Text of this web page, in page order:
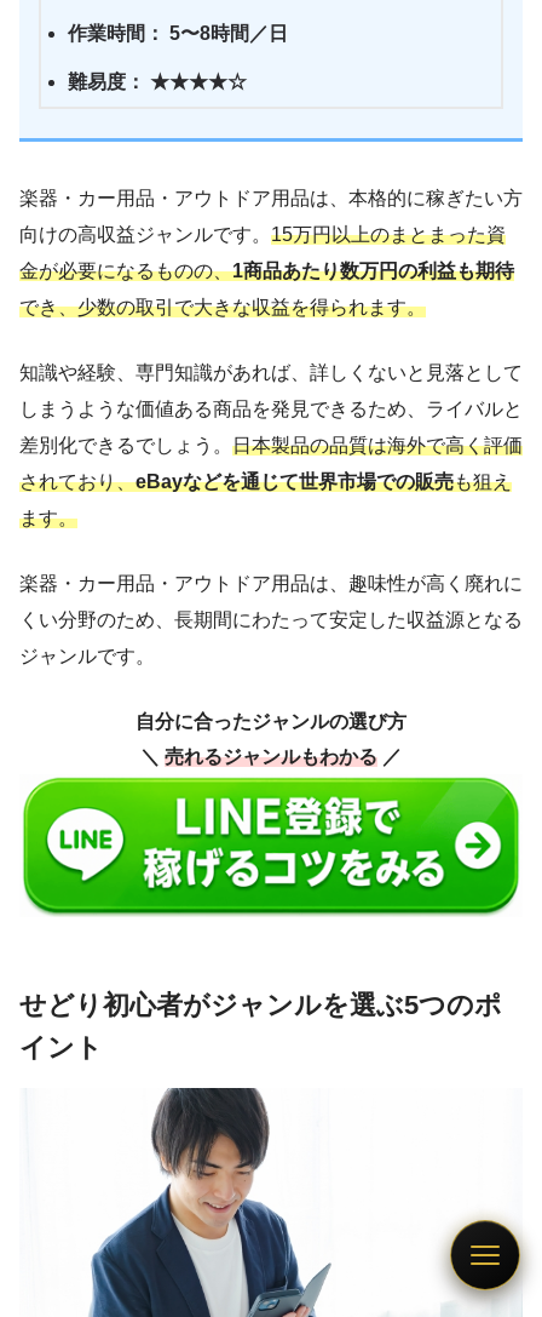
作業時間： 5〜8時間／日
難易度： ★★★★☆
楽器・カー用品・アウトドア用品は、本格的に稼ぎたい方
向けの高収益ジャンルです。 15万円以上のまとまった資
金が必要になるものの、1商品あたり数万円の利益も期待
でき、少数の取引で大きな収益を得られます。
知識や経験、専門知識があれば、詳しくないと見落として
しまうような価値ある商品を発見できるため、ライバルと
差別化できるでしょう。 日本製品の品質は海外で高く評価
されており、eBayなどを通じて世界市場での販売も狙え
ます。
楽器・カー用品・アウトドア用品は、趣味性が高く廃れに
くい分野のため、長期間にわたって安定した収益源となる
ジャンルです。
自分に合ったジャンルの選び方
＼ 売れるジャンルもわかる ／
せどり初心者がジャンルを選ぶ5つのポ
イント